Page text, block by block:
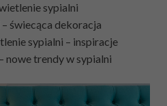
sypialni
świecąca dekoracja
sypialni – inspiracje
nowe trendy w sypialni